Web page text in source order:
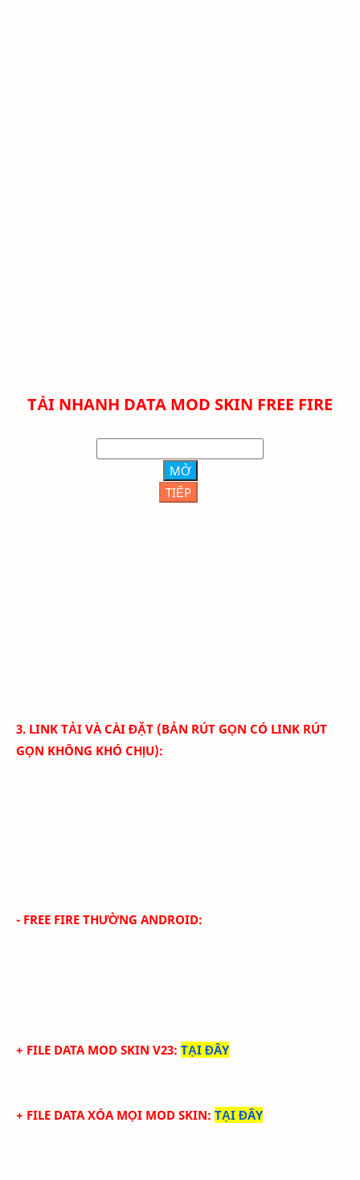
TẢI NHANH DATA MOD SKIN FREE FIRE
MỞ
TIẾP
3. LINK TẢI VÀ CÀI ĐẶT (BẢN RÚT GỌN CÓ LINK RÚT
GỌN KHÔNG KHÓ CHỊU):
- FREE FIRE THƯỜNG ANDROID:
+ FILE DATA MOD SKIN V23: TẠI ĐÂY
+ FILE DATA XÓA MỌI MOD SKIN: TẠI ĐÂY